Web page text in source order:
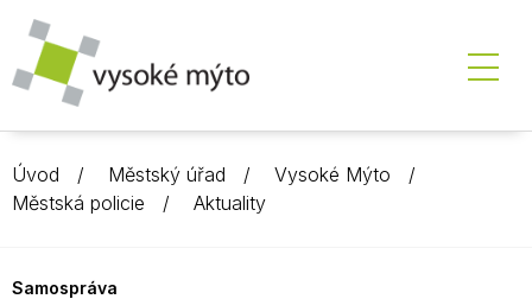
Úvod Městský úřad
Vysoké Mýto
Městská policie
Aktuality
Samospráva